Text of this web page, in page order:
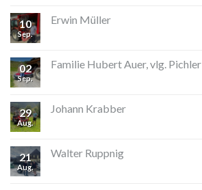
10
Sep.
Erwin Müller
02
Sep.
Familie Hubert Auer, vlg. Pichler
29
Aug.
Johann Krabber
21
Aug.
Walter Ruppnig